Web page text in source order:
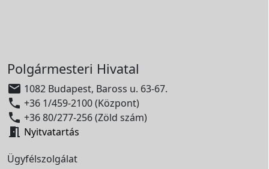
Polgármesteri Hivatal
 1082 Budapest, Baross u. 63-67.
 +36 1/459-2100 (Központ)
 +36 80/277-256 (Zöld szám)
 Nyitvatartás
Ügyfélszolgálat